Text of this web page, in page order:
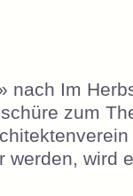
nach Im
zum
wird